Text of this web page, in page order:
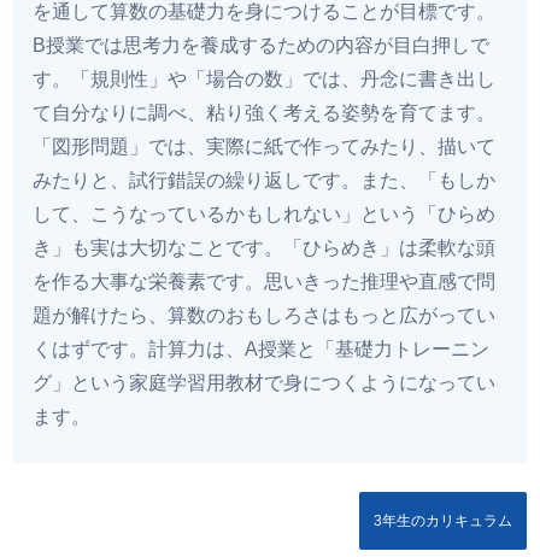
を通して算数の基礎力を身につけることが目標です。
B授業では思考力を養成するための内容が目白押しで
す。「規則性」や「場合の数」では、丹念に書き出し
て自分なりに調べ、粘り強く考える姿勢を育てます。
「図形問題」では、実際に紙で作ってみたり、描いて
みたりと、試行錯誤の繰り返しです。また、「もしか
して、こうなっているかもしれない」という「ひらめ
き」も実は大切なことです。「ひらめき」は柔軟な頭
を作る大事な栄養素です。思いきった推理や直感で問
題が解けたら、算数のおもしろさはもっと広がってい
くはずです。計算力は、A授業と「基礎力トレーニン
グ」という家庭学習用教材で身につくようになってい
ます。
3年生のカリキュラム